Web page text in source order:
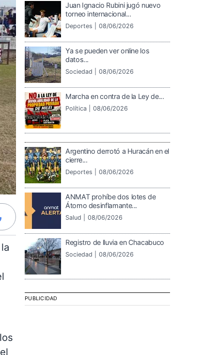
Juan Ignacio Rubini jugó nuevo
torneo internacional...
Deportes | 08/06/2026
Ya se pueden ver online los
datos...
Sociedad | 08/06/2026
Marcha en contra de la Ley de...
Política | 08/06/2026
Argentino derrotó a Huracán en el
cierre...
Deportes | 08/06/2026
ANMAT prohíbe dos lotes de
Átomo desinflamante...
Salud | 08/06/2026
Registro de lluvia en Chacabuco
Sociedad | 08/06/2026
PUBLICIDAD